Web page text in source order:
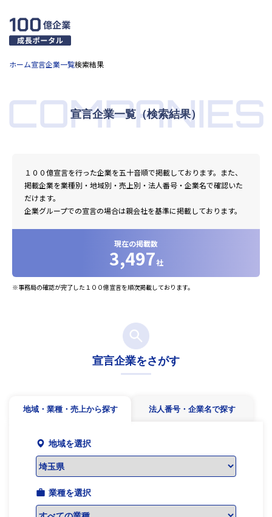
ホーム宣言企業一覧検索結果
宣言企業一覧（検索結果）
COMPANIES
１００億宣言を行った企業を五十音順で掲載しております。また、
掲載企業を業種別・地域別・売上別・法人番号・企業名で確認いた
だけます。
企業グループでの宣言の場合は親会社を基準に掲載しております。
現在の掲載数
3,497社
※事務局の確認が完了した１００億宣言を順次掲載しております。
宣言企業をさがす
地域・業種・売上から探す 法人番号・企業名で探す
地域を選択
業種を選択